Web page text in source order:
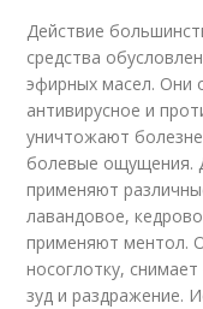
Действие
средства
эфирных масел. Они
антивирусное и
уничтожают
болевые ощущения.
применяют
лавандовое,
применяют ментол.
носоглотку,
зуд и раздражение.